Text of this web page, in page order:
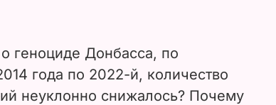
геноциде Донбасса, по
года по 2022-й, количество
неуклонно снижалось? Почему